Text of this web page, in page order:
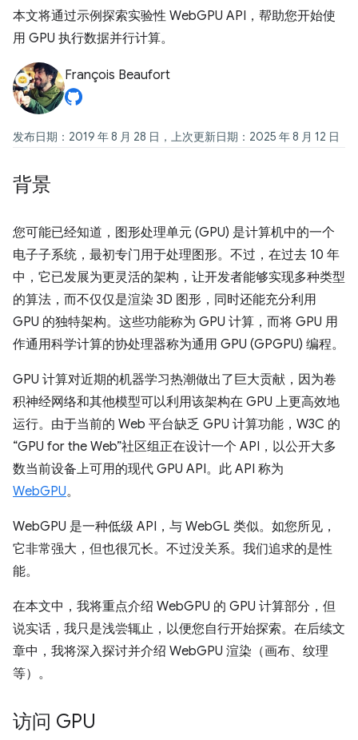
本文将通过示例探索实验性 WebGPU API，帮助您开始使
用 GPU 执行数据并行计算。
François Beaufort
发布日期：2019 年 8 月 28 日，上次更新日期：2025 年 8 月 12 日
背景
您可能已经知道，图形处理单元 (GPU) 是计算机中的一个
电子子系统，最初专门用于处理图形。不过，在过去 10 年
中，它已发展为更灵活的架构，让开发者能够实现多种类型
的算法，而不仅仅是渲染 3D 图形，同时还能充分利用
GPU 的独特架构。这些功能称为 GPU 计算，而将 GPU 用
作通用科学计算的协处理器称为通用 GPU (GPGPU) 编程。
GPU 计算对近期的机器学习热潮做出了巨大贡献，因为卷
积神经网络和其他模型可以利用该架构在 GPU 上更高效地
运行。由于当前的 Web 平台缺乏 GPU 计算功能，W3C 的
“GPU for the Web”社区组正在设计一个 API，以公开大多
数当前设备上可用的现代 GPU API。此 API 称为
WebGPU。
WebGPU 是一种低级 API，与 WebGL 类似。如您所见，
它非常强大，但也很冗长。不过没关系。我们追求的是性
能。
在本文中，我将重点介绍 WebGPU 的 GPU 计算部分，但
说实话，我只是浅尝辄止，以便您自行开始探索。在后续文
章中，我将深入探讨并介绍 WebGPU 渲染（画布、纹理
等）。
访问 GPU